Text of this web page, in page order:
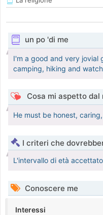
un po 'di me
I'm a good and very jovial
camping, hiking and
Cosa mi aspetto dal
He must be honest,
I criteri che
L'intervallo di età
Conoscere me
Interessi